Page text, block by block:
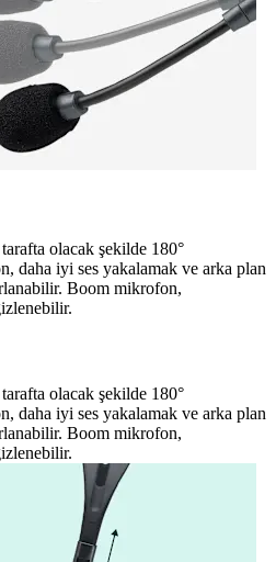
olacak şekilde 180°
daha iyi ses yakalamak ve arka plan
Boom mikrofon,
olacak şekilde 180°
daha iyi ses yakalamak ve arka plan
Boom mikrofon,